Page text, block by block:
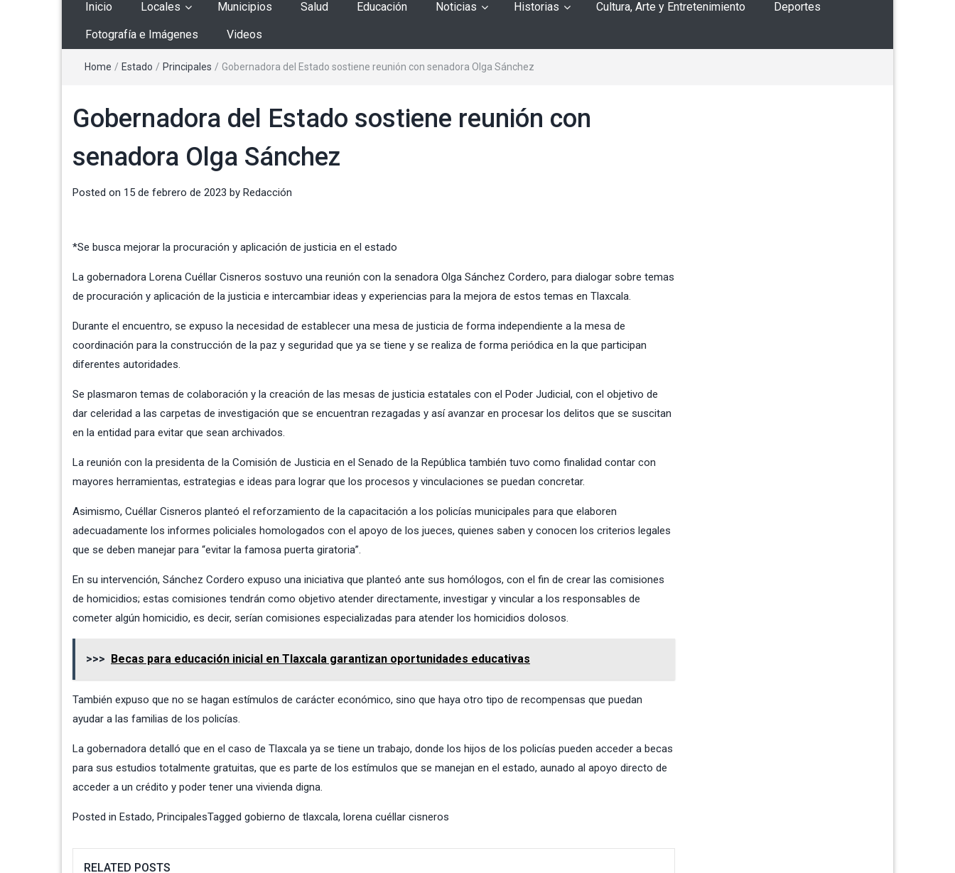
Inicio Locales Municipios Salud Educación Noticias Historias Cultura, Arte y Entretenimiento Deportes
Fotografía e Imágenes Videos
Home / Estado / Principales / Gobernadora del Estado sostiene reunión con senadora Olga Sánchez
Gobernadora del Estado sostiene reunión con
senadora Olga Sánchez
Posted on 15 de febrero de 2023 by Redacción
*Se busca mejorar la procuración y aplicación de justicia en el estado
La gobernadora Lorena Cuéllar Cisneros sostuvo una reunión con la senadora Olga Sánchez Cordero, para dialogar sobre temas
de procuración y aplicación de la justicia e intercambiar ideas y experiencias para la mejora de estos temas en Tlaxcala.
Durante el encuentro, se expuso la necesidad de establecer una mesa de justicia de forma independiente a la mesa de
coordinación para la construcción de la paz y seguridad que ya se tiene y se realiza de forma periódica en la que participan
diferentes autoridades.
Se plasmaron temas de colaboración y la creación de las mesas de justicia estatales con el Poder Judicial, con el objetivo de
dar celeridad a las carpetas de investigación que se encuentran rezagadas y así avanzar en procesar los delitos que se suscitan
en la entidad para evitar que sean archivados.
La reunión con la presidenta de la Comisión de Justicia en el Senado de la República también tuvo como finalidad contar con
mayores herramientas, estrategias e ideas para lograr que los procesos y vinculaciones se puedan concretar.
Asimismo, Cuéllar Cisneros planteó el reforzamiento de la capacitación a los policías municipales para que elaboren
adecuadamente los informes policiales homologados con el apoyo de los jueces, quienes saben y conocen los criterios legales
que se deben manejar para “evitar la famosa puerta giratoria”.
En su intervención, Sánchez Cordero expuso una iniciativa que planteó ante sus homólogos, con el fin de crear las comisiones
de homicidios; estas comisiones tendrán como objetivo atender directamente, investigar y vincular a los responsables de
cometer algún homicidio, es decir, serían comisiones especializadas para atender los homicidios dolosos.
>>> Becas para educación inicial en Tlaxcala garantizan oportunidades educativas
También expuso que no se hagan estímulos de carácter económico, sino que haya otro tipo de recompensas que puedan
ayudar a las familias de los policías.
La gobernadora detalló que en el caso de Tlaxcala ya se tiene un trabajo, donde los hijos de los policías pueden acceder a becas
para sus estudios totalmente gratuitas, que es parte de los estímulos que se manejan en el estado, aunado al apoyo directo de
acceder a un crédito y poder tener una vivienda digna.
Posted in Estado, PrincipalesTagged gobierno de tlaxcala, lorena cuéllar cisneros
RELATED POSTS